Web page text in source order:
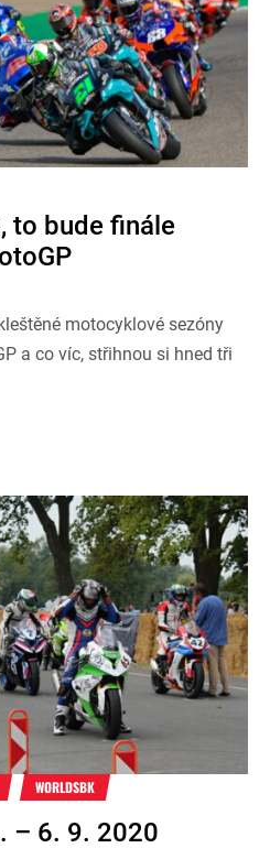
to bude finále
motocyklové sezóny
a co víc, střihnou si hned tři
WORLDSBK
– 6. 9. 2020